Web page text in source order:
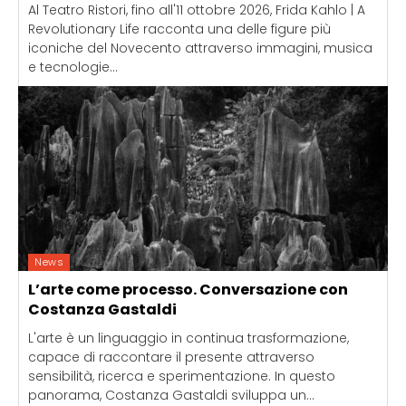
Al Teatro Ristori, fino all'11 ottobre 2026, Frida Kahlo | A
Revolutionary Life racconta una delle figure più
iconiche del Novecento attraverso immagini, musica
e tecnologie...
News
L’arte come processo. Conversazione con
Costanza Gastaldi
L'arte è un linguaggio in continua trasformazione,
capace di raccontare il presente attraverso
sensibilità, ricerca e sperimentazione. In questo
panorama, Costanza Gastaldi sviluppa un...